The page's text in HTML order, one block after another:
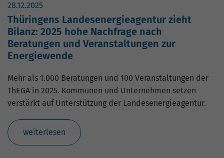
28.12.2025
Thüringens Landesenergieagentur zieht
Bilanz: 2025 hohe Nachfrage nach
Beratungen und Veranstaltungen zur
Energiewende
Mehr als 1.000 Beratungen und 100 Veranstaltungen der
ThEGA in 2025. Kommunen und Unternehmen setzen
verstärkt auf Unterstützung der Landesenergieagentur.
weiterlesen